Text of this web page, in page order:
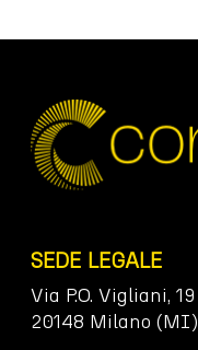
SEDE LEGALE
Via P.O. Vigliani, 19
20148 Milano (MI)